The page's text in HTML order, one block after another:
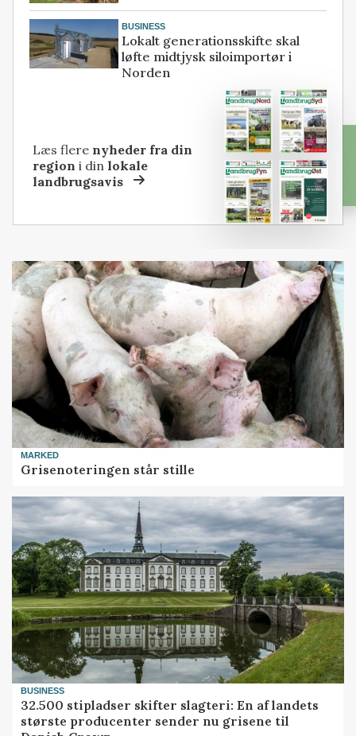
BUSINESS
Lokalt generationsskifte skal
løfte midtjysk siloimportør i
Norden
Læs flere nyheder fra din
region i dinlokale
landbrugsavis
MARKED
Grisenoteringen står stille
BUSINESS
32.500 stipladser skifter slagteri: En af landets
største producenter sender nu grisene til